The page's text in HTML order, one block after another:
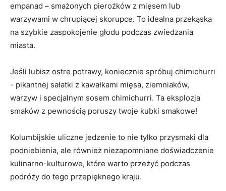
empanad – smażonych ⁤pierożków ⁣z mięsem lub
warzywami w chrupiącej ​skorupce. To⁣ idealna ‍przekąska
na‌ szybkie zaspokojenie głodu podczas ‌zwiedzania
miasta.
Jeśli lubisz ostre ‍potrawy, koniecznie spróbuj chimichurri
⁤- pikantnej sałatki z kawałkami mięsa, ziemniaków,
warzyw i specjalnym sosem chimichurri. ‍Ta⁣ eksplozja
smaków z pewnością poruszy twoje​ kubki smakowe!
Kolumbijskie⁤ uliczne jedzenie to ‌nie tylko‍ przysmaki dla
podniebienia, ale również ‍niezapomniane doświadczenie
kulinarno-kulturowe, które warto przeżyć ⁢podczas
podróży do tego ⁢przepięknego kraju.